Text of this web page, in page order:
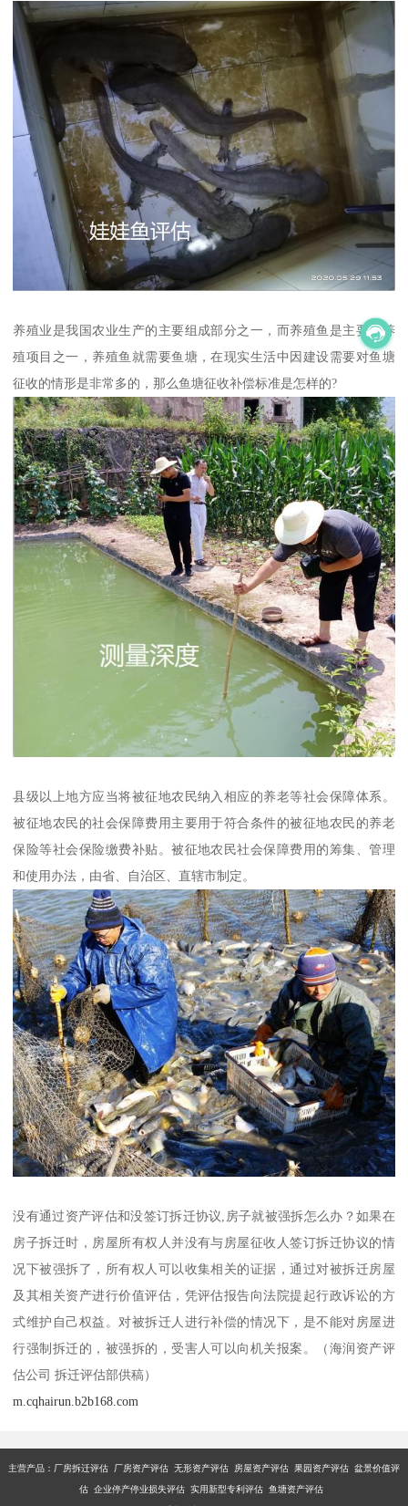
养殖业是我国农业生产的主要组成部分之一，而养殖鱼是主要的养
殖项目之一，养殖鱼就需要鱼塘，在现实生活中因建设需要对鱼塘
征收的情形是非常多的，那么鱼塘征收补偿标准是怎样的?
县级以上地方应当将被征地农民纳入相应的养老等社会保障体系。
被征地农民的社会保障费用主要用于符合条件的被征地农民的养老
保险等社会保险缴费补贴。被征地农民社会保障费用的筹集、管理
和使用办法，由省、自治区、直辖市制定。
没有通过资产评估和没签订拆迁协议,房子就被强拆怎么办？如果在
房子拆迁时，房屋所有权人并没有与房屋征收人签订拆迁协议的情
况下被强拆了，所有权人可以收集相关的证据，通过对被拆迁房屋
及其相关资产进行价值评估，凭评估报告向法院提起行政诉讼的方
式维护自己权益。对被拆迁人进行补偿的情况下，是不能对房屋进
行强制拆迁的，被强拆的，受害人可以向机关报案。（海润资产评
估公司 拆迁评估部供稿）
m.cqhairun.b2b168.com
主营产品：厂房拆迁评估 厂房资产评估 无形资产评估 房屋资产评估 果园资产评估 盆景价值评
估 企业停产停业损失评估 实用新型专利评估 鱼塘资产评估